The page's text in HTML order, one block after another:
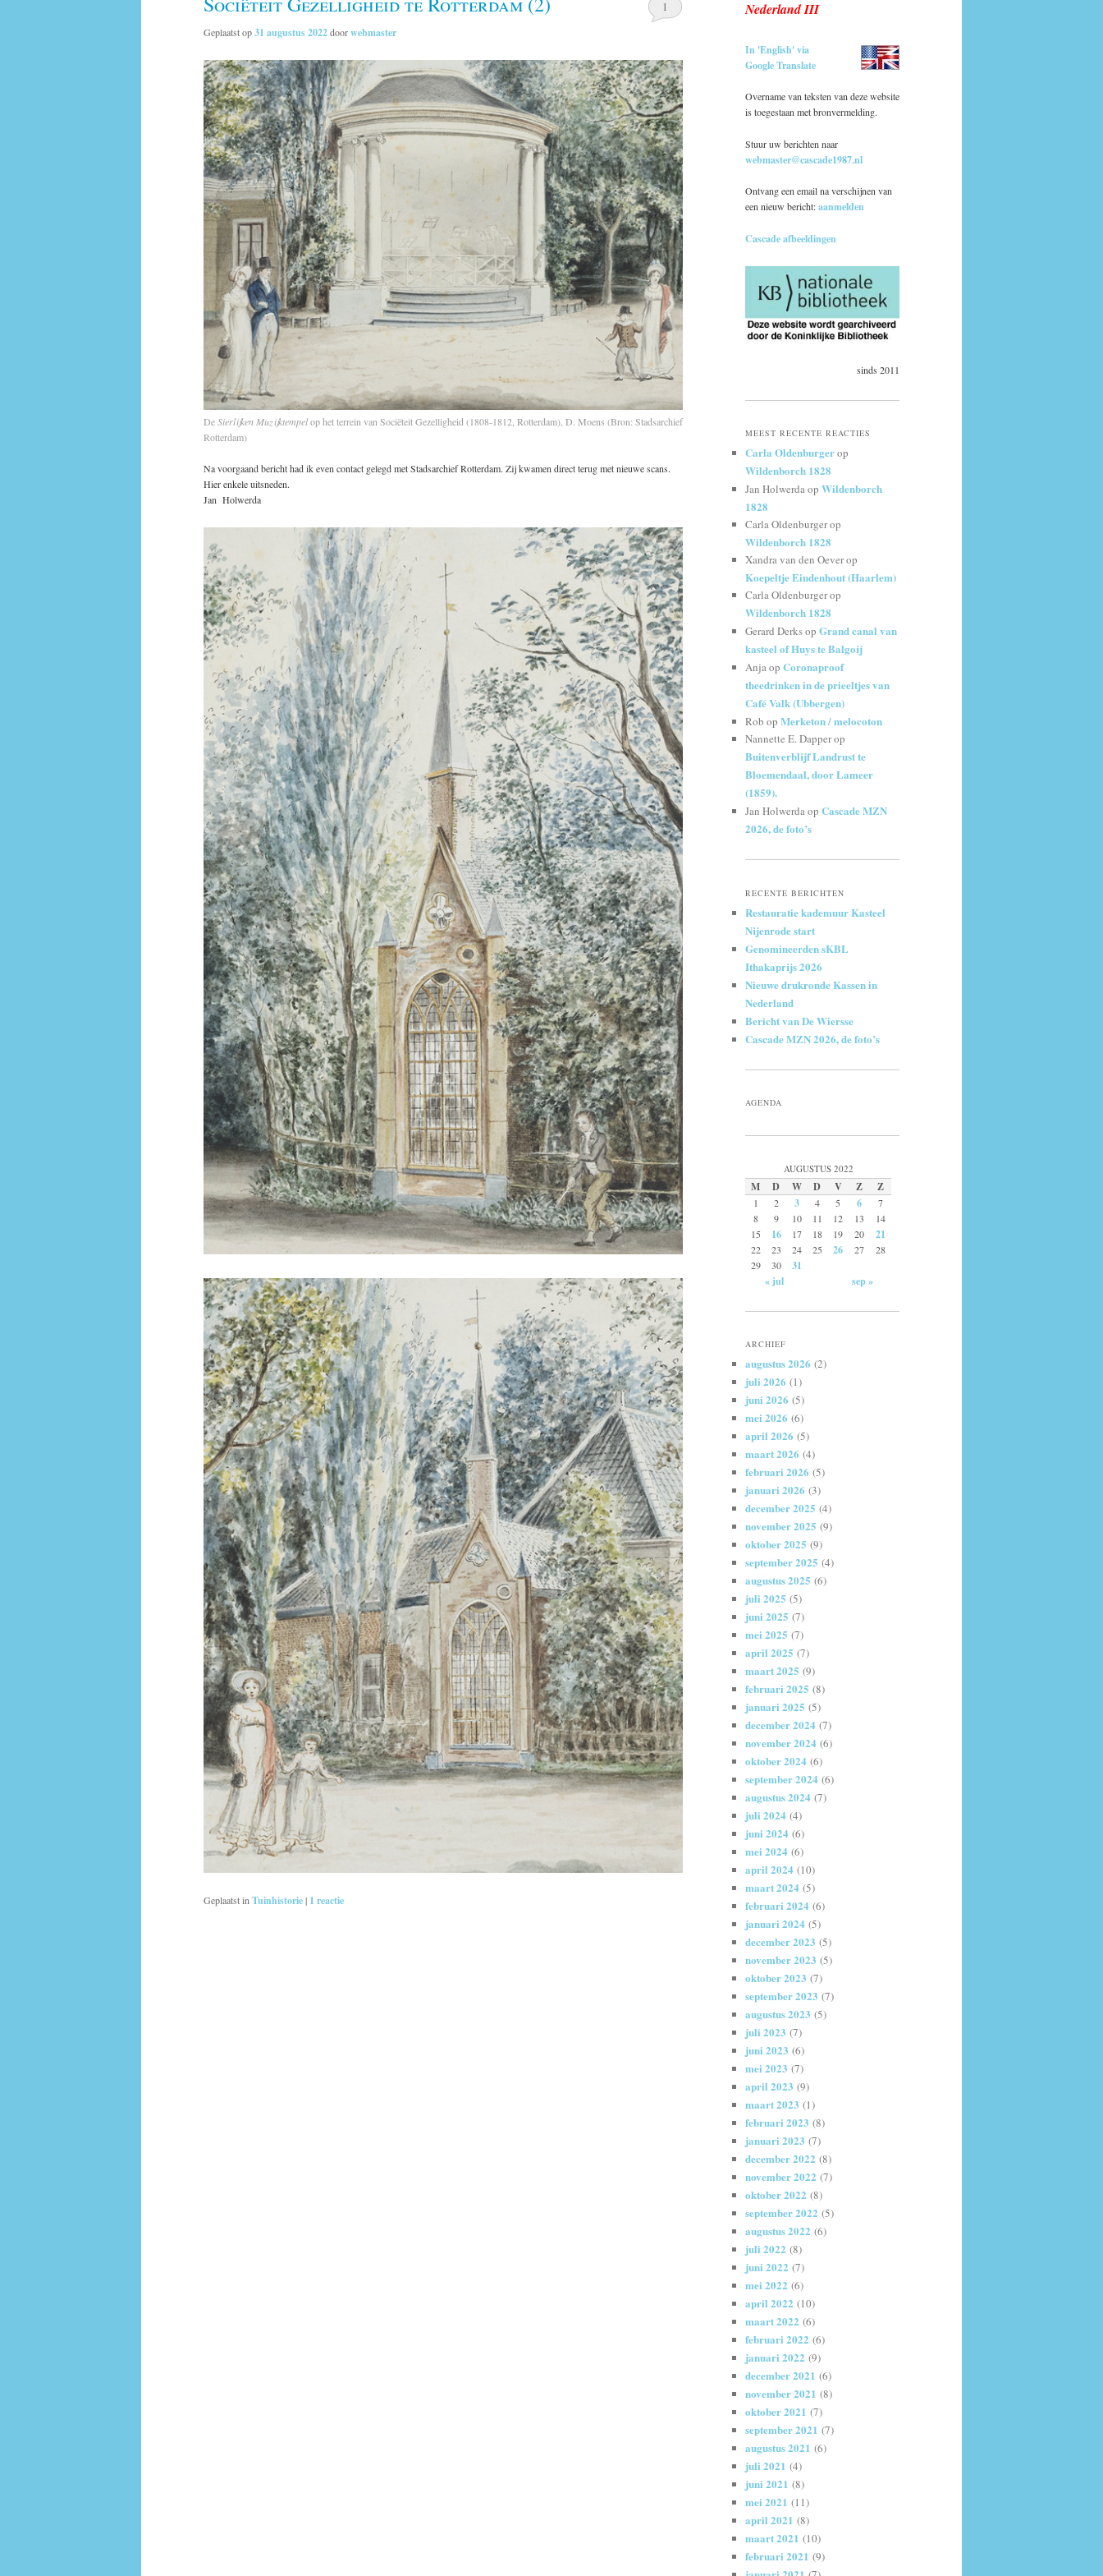
Geplaatst op31 augustus 2022doorwebmaster
1
DeSierlijken Muzijktempelop het terrein van Sociëteit Gezelligheid (1808-1812, Rotterdam), D. Moens (Bron: Stadsarchief
Rotterdam)
Na voorgaand bericht had ik even contact gelegd met Stadsarchief Rotterdam. Zij kwamen direct terug met nieuwe scans.
Hier enkele uitsneden.
Jan Holwerda
Geplaatst in Tuinhistorie| 1 reactie
Nederland III
In 'English' via
Google Translate
Overname van teksten van deze website
is toegestaan met bronvermelding.
Stuur uw berichten naar
webmaster@cascade1987.nl
Ontvang een email na verschijnen van
een nieuw bericht:aanmelden
Cascade afbeeldingen
sinds 2011
MEEST RECENTE REACTIES
Carla Oldenburgerop
Wildenborch 1828
Jan Holwerdaop Wildenborch
1828
Carla Oldenburgerop
Wildenborch 1828
Xandra van den Oeverop
Koepeltje Eindenhout (Haarlem)
Carla Oldenburgerop
Wildenborch 1828
Gerard Derksop Grand canal van
kasteel of Huys te Balgoij
Anjaop Coronaproof
theedrinken in de prieeltjes van
Café Valk (Ubbergen)
Rob op Merketon / melocoton
Nannette E. Dapperop
Buitenverblijf Landrust te
Bloemendaal, door Lameer
(1859).
Jan Holwerdaop Cascade MZN
2026, de foto’s
RECENTE BERICHTEN
Restauratie kademuur Kasteel
Nijenrode start
Genomineerden sKBL
Ithakaprijs 2026
Nieuwe drukronde Kassen in
Nederland
Bericht van De Wiersse
Cascade MZN 2026, de foto’s
AGENDA
AUGUSTUS 2022
M D W D V Z Z
1 2 3 4 5 6
7
8
9 10 11 12 13
14
15
16 17 18 19 20 21
22 23 24 25 26 27
28
29
30
31
« jul
sep »
ARCHIEF
augustus 2026 (2)
juli 2026 (1)
juni 2026 (5)
mei 2026 (6)
april 2026 (5)
maart 2026 (4)
februari 2026 (5)
januari 2026 (3)
december 2025 (4)
november 2025 (9)
oktober 2025 (9)
september 2025 (4)
augustus 2025 (6)
juli 2025 (5)
juni 2025 (7)
mei 2025 (7)
april 2025 (7)
maart 2025 (9)
februari 2025 (8)
januari 2025 (5)
december 2024 (7)
november 2024 (6)
oktober 2024 (6)
september 2024 (6)
augustus 2024 (7)
juli 2024 (4)
juni 2024 (6)
mei 2024 (6)
april 2024 (10)
maart 2024 (5)
februari 2024 (6)
januari 2024 (5)
december 2023 (5)
november 2023 (5)
oktober 2023 (7)
september 2023 (7)
augustus 2023 (5)
juli 2023 (7)
juni 2023 (6)
mei 2023 (7)
april 2023 (9)
maart 2023 (1)
februari 2023 (8)
januari 2023 (7)
december 2022 (8)
november 2022 (7)
oktober 2022 (8)
september 2022 (5)
augustus 2022 (6)
juli 2022 (8)
juni 2022 (7)
mei 2022 (6)
april 2022 (10)
maart 2022 (6)
februari 2022 (6)
januari 2022 (9)
december 2021 (6)
november 2021 (8)
oktober 2021 (7)
september 2021 (7)
augustus 2021 (6)
juli 2021 (4)
juni 2021 (8)
mei 2021 (11)
april 2021 (8)
maart 2021 (10)
februari 2021 (9)